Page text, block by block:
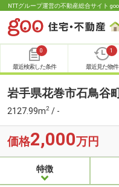
NTTグループ運営の不動産総合サイト
0
最近検索した条件
1
最近見た物件
岩手県花巻市石鳥谷
2127.99m2 / -
価格2,000万円
特徴